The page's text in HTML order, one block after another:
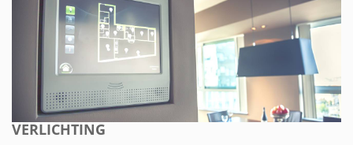
VERLICHTING